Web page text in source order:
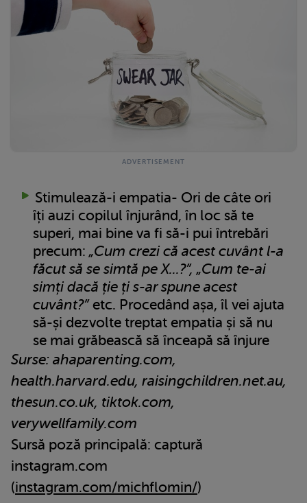
Stimulează-i empatia- Ori de câte ori
îți auzi copilul înjurând, în loc să te
superi, mai bine va fi să-i pui întrebări
precum: „Cum crezi că acest cuvânt l-a
făcut să se simtă pe X...?”, „Cum te-ai
simți dacă ție ți s-ar spune acest
cuvânt?”etc. Procedând așa, îl vei ajuta
să-și dezvolte treptat empatia și să nu
se mai grăbească să înceapă să înjure
Surse: ahaparenting.com,
health.harvard.edu, raisingchildren.net.au,
thesun.co.uk, tiktok.com,
verywellfamily.com
Sursă poză principală: captură
instagram.com
(instagram.com/michflomin/)